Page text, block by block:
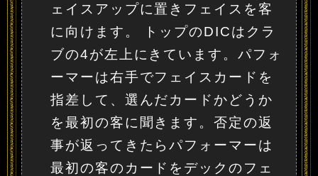
ェイスアップに置きフェイスを客
に向けます。 トップのDICはクラ
ブの4が左上にきています。パフォ
ーマーは右手でフェイスカードを
指差して、選んだカードかどうか
を最初の客に聞きます。否定の返
事が返ってきたらパフォーマーは
最初の客のカードをデックのフェ